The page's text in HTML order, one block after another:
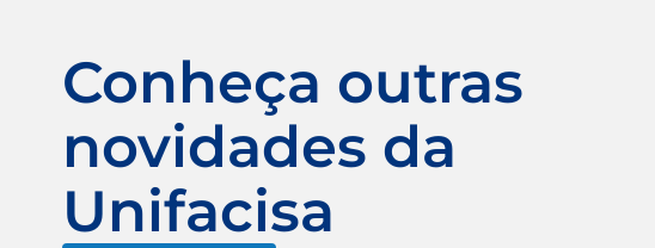
Conheça outras
novidades da
Unifacisa